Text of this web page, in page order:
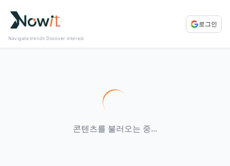
Navigate trends Discover interest
로그인
콘텐츠를 불러오는 중...